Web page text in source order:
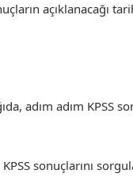
açıklanacağı
adım adım KPSS
sonuçlarını